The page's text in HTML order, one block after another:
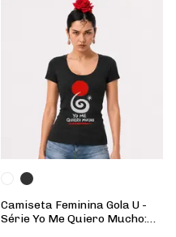
Camiseta Feminina Gola U -
Série Yo Me Quiero Mucho: